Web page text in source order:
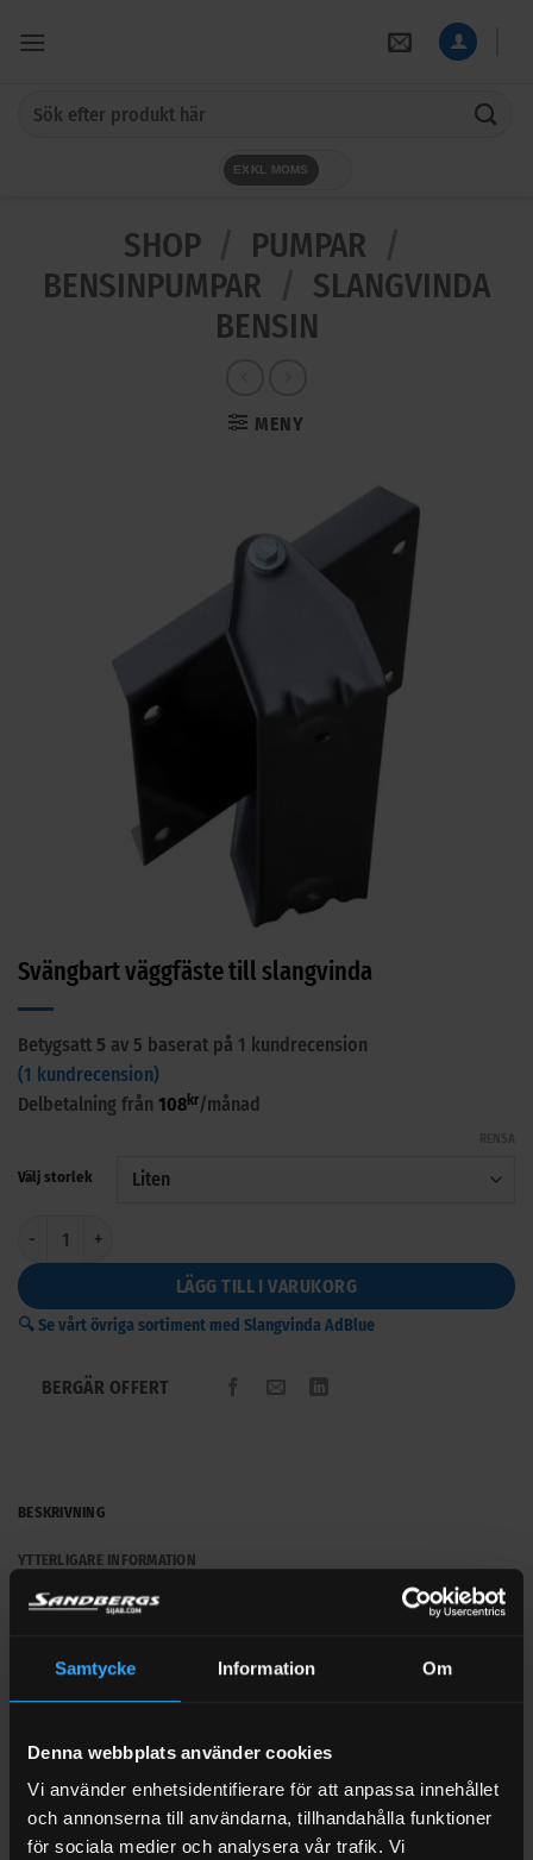
Samtycke Information Om
Denna webbplats använder cookies
Vi använder enhetsidentifierare för att anpassa innehållet
och annonserna till användarna, tillhandahålla funktioner
för sociala medier och analysera vår trafik. Vi
EXKL MOMS
SHOP PUMPAR
BENSINPUMPAR
SLANGVINDA
BENSIN
MENY
Svängbart väggfäste till slangvinda
Betygsatt 5 av 5 baserat på 1 kundrecension
(1 kundrecension)
Delbetalning från 108 kr/månad
Välj storlek
LÄGG TILL I VARUKORG
🔍 Se vårt övriga sortiment med Slangvinda AdBlue
BERGÄR OFFERT
BESKRIVNING
YTTERLIGARE INFORMATION
RECENSIONER (1)
Svängbart väggfäste till slangvindor
Detta är ett svängbart väggfäste till slangvindor från Piusi.
Fästet passar alla slangvindor från Piusi.
Välj mellan Liten eller Stor beroende på vilken storlek på
slangvinda den ska användas till.